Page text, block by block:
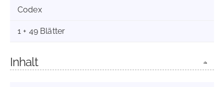
Codex
1 + 49 Blätter
Inhalt